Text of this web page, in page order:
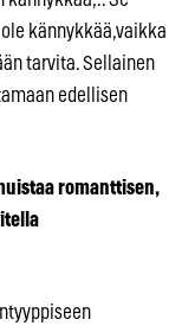
kännykkää,vaikka
tarvita. Sellainen
edellisen
romanttisen,